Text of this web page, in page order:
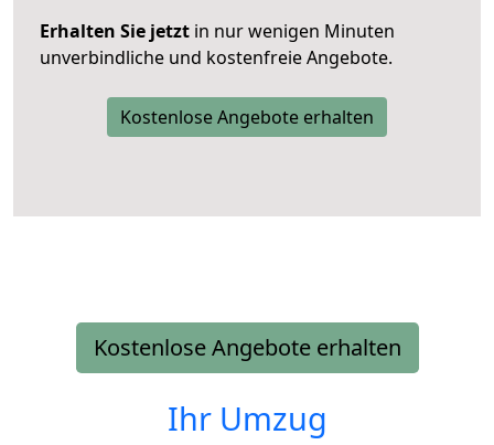
Erhalten Sie jetzt in nur wenigen Minuten
unverbindliche und kostenfreie Angebote.
Kostenlose Angebote erhalten
Kostenlose Angebote erhalten
Ihr Umzug